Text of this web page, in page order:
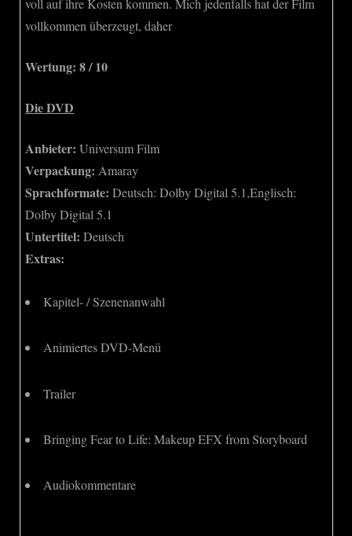
voll auf ihre Kosten kommen. Mich jedenfalls hat der Film
vollkommen überzeugt, daher
Wertung: 8 / 10
Die DVD
Anbieter: Universum Film
Verpackung: Amaray
Sprachformate: Deutsch: Dolby Digital 5.1,Englisch:
Dolby Digital 5.1
Untertitel: Deutsch
Extras:
Kapitel- / Szenenanwahl
Animiertes DVD-Menü
Trailer
Bringing Fear to Life: Makeup EFX from Storyboard
Audiokommentare